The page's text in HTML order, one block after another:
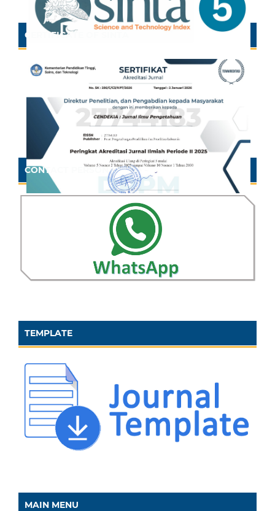
CERTIFICATE OF SINTA
CONTACT PERSON
TEMPLATE
MAIN MENU